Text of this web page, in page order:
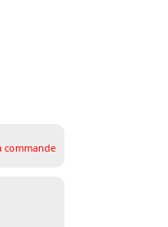
commande